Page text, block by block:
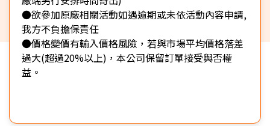
●欲參加原廠相關活動如遇逾期或未依活動內容申請,
我方不負擔保責任
●價格變價有輸入價格風險，若與市場平均價格落差
過大(超過20%以上)，本公司保留訂單接受與否權
益。